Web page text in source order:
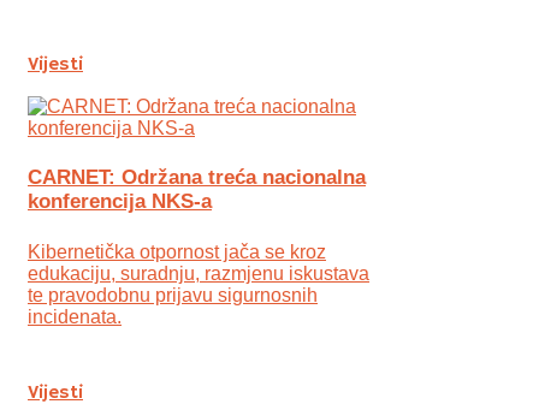
Vijesti
CARNET: Održana treća nacionalna
konferencija NKS-a
Kibernetička otpornost jača se kroz
edukaciju, suradnju, razmjenu iskustava
te pravodobnu prijavu sigurnosnih
incidenata.
Vijesti